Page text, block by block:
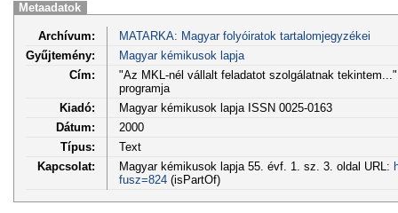
Metaadatok
Archívum:
MATARKA: Magyar folyóiratok tartalomjegyzékei
Gyűjtemény:
Magyar kémikusok lapja
Cím:
"Az MKL-nél vállalt feladatot szolgálatnak
programja
Kiadó:
Magyar kémikusok lapja ISSN 0025-0163
Dátum:
2000
Típus:
Text
Kapcsolat:
Magyar kémikusok lapja 55. évf. 1. sz. 3. oldal URL:
fusz=824(isPartOf)